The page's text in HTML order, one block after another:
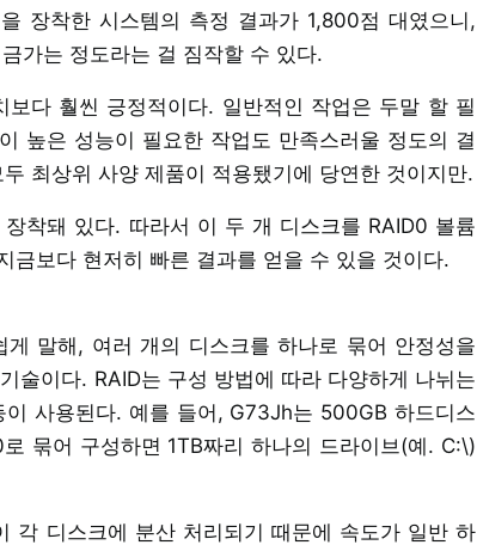
장착한 시스템의 측정 결과가 1,800점 대였으니,
가는 정도라는 걸 짐작할 수 있다.
다 훨씬 긍정적이다. 일반적인 작업은 두말 할 필
높은 성능이 필요한 작업도 만족스러울 정도의 결
최상위 사양 제품이 적용됐기에 당연한 것이지만.
착돼 있다. 따라서 이 두 개 디스크를 RAID0 볼륨
금보다 현저히 빠른 결과를 얻을 수 있을 것이다.
말해, 여러 개의 디스크를 하나로 묶어 안정성을
술이다. RAID는 구성 방법에 따라 다양하게 나뉘는
사용된다. 예를 들어, G73Jh는 500GB 하드디스
묶어 구성하면 1TB짜리 하나의 드라이브(예. C:\)
각 디스크에 분산 처리되기 때문에 속도가 일반 하